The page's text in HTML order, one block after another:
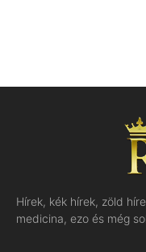
Hírek, kék hírek, zöld
medicina, ezo és még